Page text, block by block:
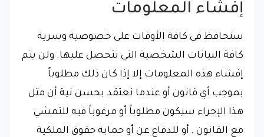
إفشاء المعلومات
سنحافظ في كافة الأوقات على خصوصية وسرية
كافة البيانات الشخصية التي نتحصل عليها. ولن يتم
إفشاء هذه المعلومات إلا إذا كان ذلك مطلوباً
بموجب أي قانون أو عندما نعتقد بحسن نية أن مثل
هذا الإجراء سيكون مطلوباً أو مرغوباً فيه للتمشي
مع القانون , أو للدفاع عن أو حماية حقوق الملكية